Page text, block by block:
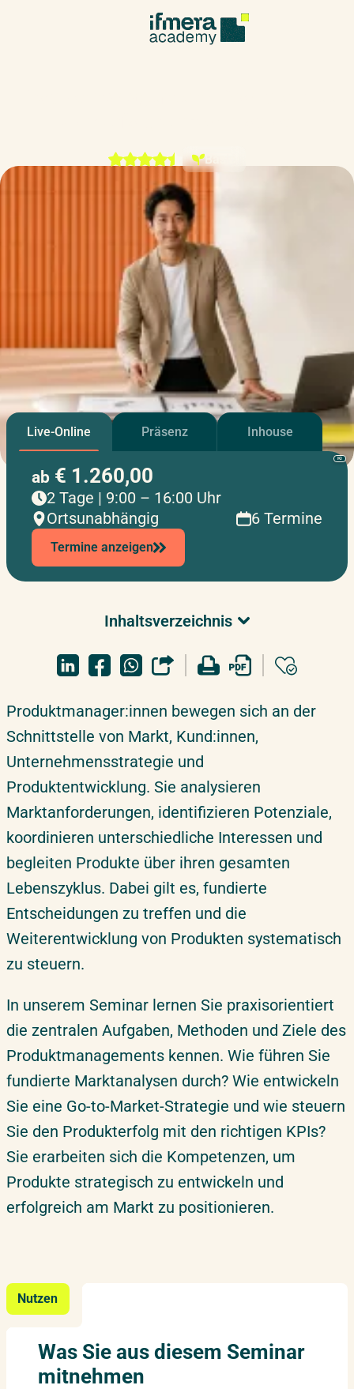
Basic
KI
Live-Online Präsenz Inhouse
ab € 1.260,00
2 Tage | 9:00 – 16:00 Uhr
Ortsunabhängig
6 Termine
Termine anzeigen
Inhaltsverzeichnis
Ihre Vorteile & Lernziele
Aktuelle Termine & Buchung
Erfahrungen unserer Teilnehmer
Ihre Extras bei uns
Inhouse-Schulung
Suche
Empfehlungen
Überblick & Relevanz
Produktmanager:innen bewegen sich an der
Schnittstelle von Markt, Kund:innen,
Unternehmensstrategie und
Produktentwicklung. Sie analysieren
Marktanforderungen, identifizieren Potenziale,
koordinieren unterschiedliche Interessen und
begleiten Produkte über ihren gesamten
Lebenszyklus. Dabei gilt es, fundierte
Entscheidungen zu treffen und die
Weiterentwicklung von Produkten systematisch
zu steuern.
In unserem Seminar lernen Sie praxisorientiert
die zentralen Aufgaben, Methoden und Ziele des
Produktmanagements kennen. Wie führen Sie
fundierte Marktanalysen durch? Wie entwickeln
Sie eine Go-to-Market-Strategie und wie steuern
Sie den Produkterfolg mit den richtigen KPIs?
Sie erarbeiten sich die Kompetenzen, um
Produkte strategisch zu entwickeln und
erfolgreich am Markt zu positionieren.
Nutzen
Was Sie aus diesem Seminar
mitnehmen